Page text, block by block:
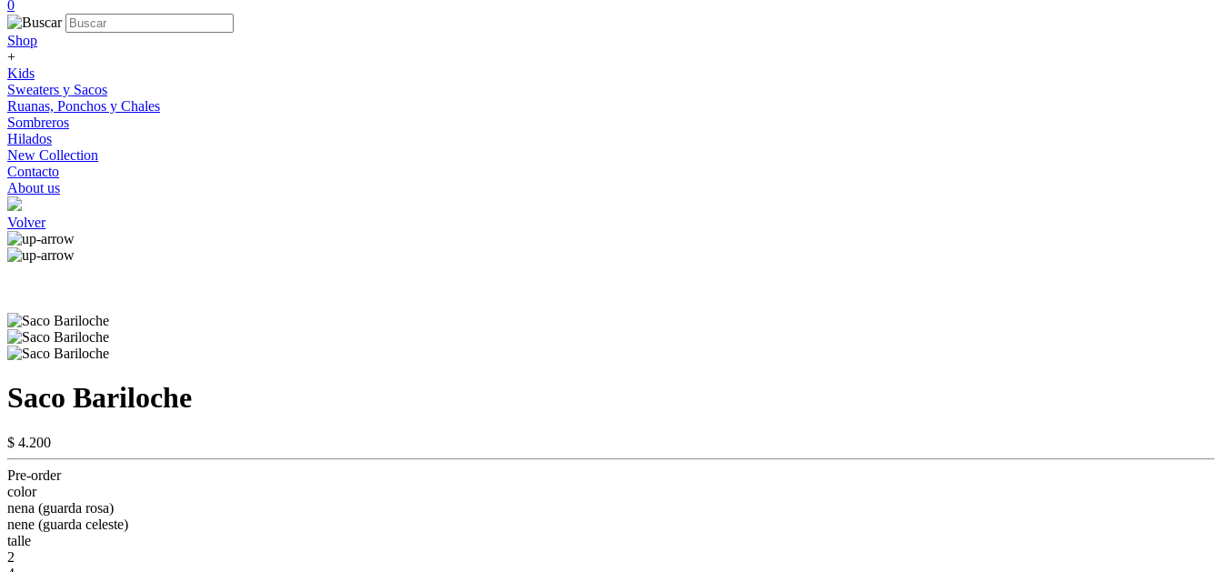
0
Shop
+
Kids
Sweaters y Sacos
Ruanas, Ponchos y Chales
Sombreros
Hilados
New Collection
Contacto
About us
Volver
Saco Bariloche
$ 4.200
Pre-order
color
nena (guarda rosa)
nene (guarda celeste)
talle
2